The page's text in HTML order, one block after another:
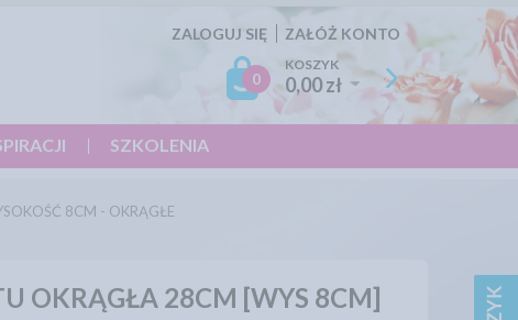
ZALOGUJ SIĘ ZAŁÓŻ KONTO
0
KOSZYK
0,00 zł
SZKOLENIA
8CM - OKRĄGŁE
OKRĄGŁA 28CM [WYS 8CM]